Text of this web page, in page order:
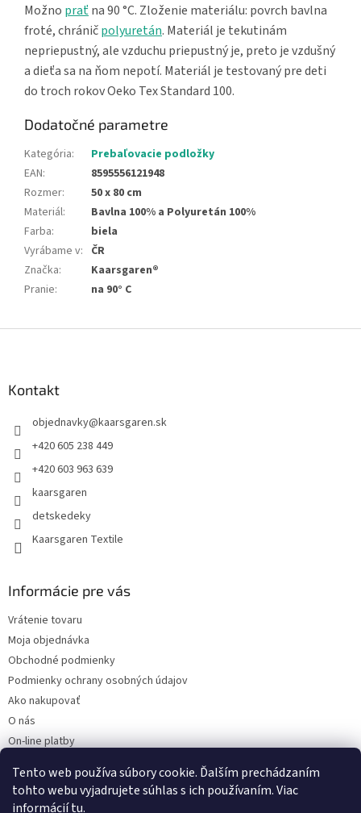
Tento web používa súbory cookie. Ďalším prechádzaním
tohto webu vyjadrujete súhlas s ich používaním. Viac
informáciítu.
Možno praťna 90 °C. Zloženie materiálu: povrch bavlna
froté, chráničpolyuretán. Materiál je tekutinám
nepriepustný, ale vzduchu priepustný je, preto je vzdušný
a dieťa sa na ňom nepotí. Materiál je testovaný pre deti
do troch rokov Oeko Tex Standard 100.
Dodatočné parametre
Kategória:
Prebaľovacie podložky
EAN:
8595556121948
Rozmer:
50 x 80 cm
Materiál:
Bavlna 100% a Polyuretán 100%
Farba:
biela
Vyrábame v: ČR
Značka:
Kaarsgaren®
Pranie: na 90° C
Kontakt
objednavky@kaarsgaren.sk
+420 605 238 449
+420 603 963 639
kaarsgaren
detskedeky
Kaarsgaren Textile
Informácie pre vás
Vrátenie tovaru
Moja objednávka
Obchodné podmienky
Podmienky ochrany osobných údajov
Ako nakupovať
O nás
On-line platby
Čo dať do kočíka v zime?